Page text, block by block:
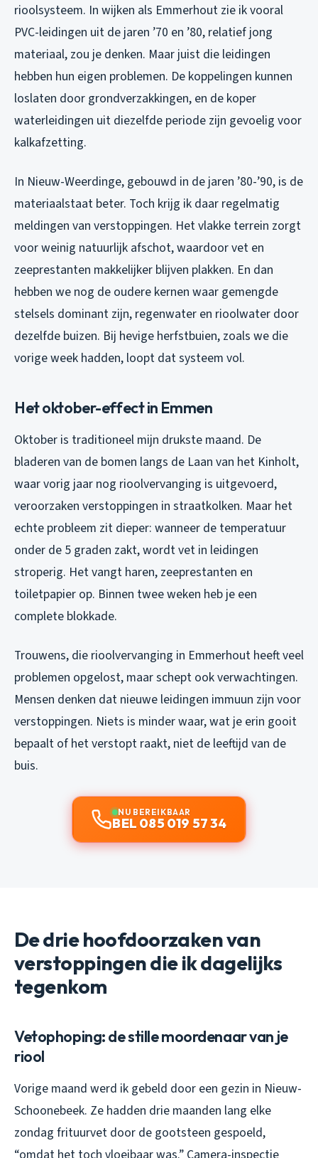
rioolsysteem. In wijken als Emmerhout zie ik vooral
PVC-leidingen uit de jaren ’70 en ’80, relatief jong
materiaal, zou je denken. Maar juist die leidingen
hebben hun eigen problemen. De koppelingen kunnen
loslaten door grondverzakkingen, en de koper
waterleidingen uit diezelfde periode zijn gevoelig voor
kalkafzetting.
In Nieuw-Weerdinge, gebouwd in de jaren ’80-’90, is de
materiaalstaat beter. Toch krijg ik daar regelmatig
meldingen van verstoppingen. Het vlakke terrein zorgt
voor weinig natuurlijk afschot, waardoor vet en
zeeprestanten makkelijker blijven plakken. En dan
hebben we nog de oudere kernen waar gemengde
stelsels dominant zijn, regenwater en rioolwater door
dezelfde buizen. Bij hevige herfstbuien, zoals we die
vorige week hadden, loopt dat systeem vol.
Het oktober-effect in Emmen
Oktober is traditioneel mijn drukste maand. De
bladeren van de bomen langs de Laan van het Kinholt,
waar vorig jaar nog rioolvervanging is uitgevoerd,
veroorzaken verstoppingen in straatkolken. Maar het
echte probleem zit dieper: wanneer de temperatuur
onder de 5 graden zakt, wordt vet in leidingen
stroperig. Het vangt haren, zeeprestanten en
toiletpapier op. Binnen twee weken heb je een
complete blokkade.
Trouwens, die rioolvervanging in Emmerhout heeft veel
problemen opgelost, maar schept ook verwachtingen.
Mensen denken dat nieuwe leidingen immuun zijn voor
verstoppingen. Niets is minder waar, wat je erin gooit
bepaalt of het verstopt raakt, niet de leeftijd van de
buis.
NU BEREIKBAAR
BEL 085 019 57 34
De drie hoofdoorzaken van
verstoppingen die ik dagelijks
tegenkom
Vetophoping: de stille moordenaar van je
riool
Vorige maand werd ik gebeld door een gezin in Nieuw-
Schoonebeek. Ze hadden drie maanden lang elke
zondag frituurvet door de gootsteen gespoeld,